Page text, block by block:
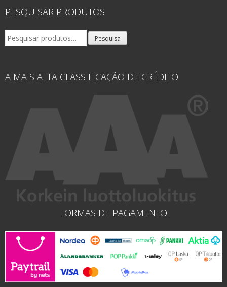
PESQUISAR PRODUTOS
Pesquisar
por:
Pesquisa
A MAIS ALTA CLASSIFICAÇÃO DE CRÉDITO
FORMAS DE PAGAMENTO